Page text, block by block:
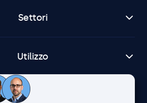
Settori
Utilizzo
Servizio Clienti